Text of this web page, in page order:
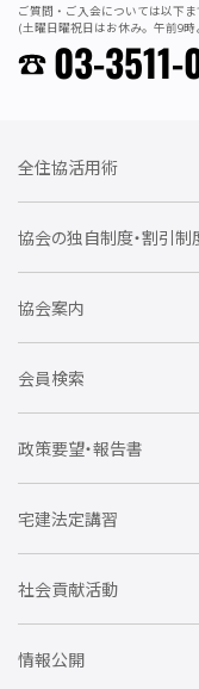
ご質問・ご入会については以下ま
(土曜日曜祝日はお休み。午前9
03-3511-
全住協活用術
委員会に参加しよう
要望活動に参加しよう
協会の独自制度・割引制
住宅瑕疵担保責任保険割引制
全住協NET
不動産後見アドバイザー資格
会
全住協ビジネスショップ
協会案内
運営組織
トライアル会員制度
会員検索
企業会員
賛助会員
政策要望・報告書
住宅・土地税制改正要望
優良事業表彰
宅建法定講習
社会貢献活動
情報公開